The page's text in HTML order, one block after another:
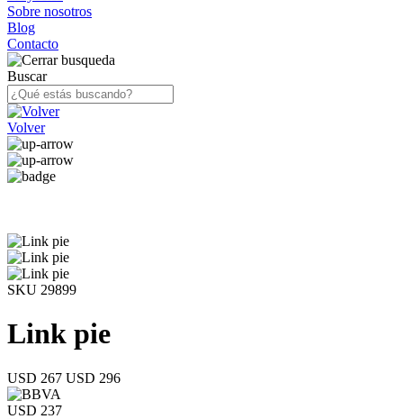
Sobre nosotros
Blog
Contacto
Buscar
Volver
SKU 29899
Link pie
USD 267 USD 296
USD 237